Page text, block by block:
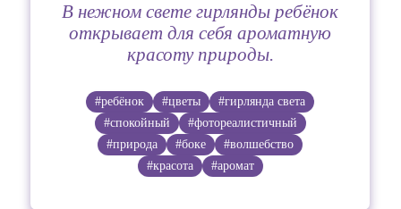
В нежном свете гирлянды ребёнок
открывает для себя ароматную
красоту природы.
#ребёнок #цветы
#гирлянда света
#спокойный
#фотореалистичный
#природа
#боке
#волшебство
#красота
#аромат